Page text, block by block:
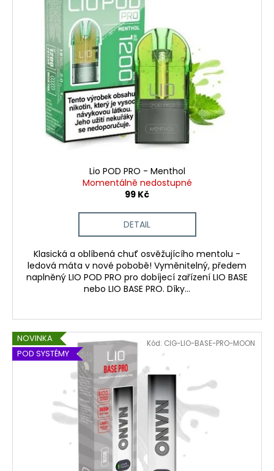
Lio POD PRO - Menthol
Momentálně nedostupné
99 Kč
DETAIL
Klasická a oblíbená chuť osvěžujícího mentolu -
ledová máta v nové pobobě! Vyměnitelný, předem
naplněný LIO POD PRO pro dobíjecí zařízení LIO BASE
nebo LIO BASE PRO. Díky...
NOVINKA
POD SYSTÉMY
Kód: CIG-LIO-BASE-PRO-MOON